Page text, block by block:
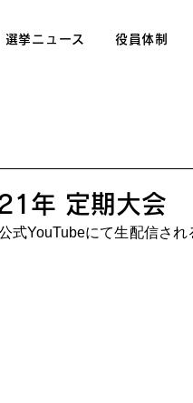
選挙ニュース 役員体制
年 定期大会
式YouTubeにて生配信され